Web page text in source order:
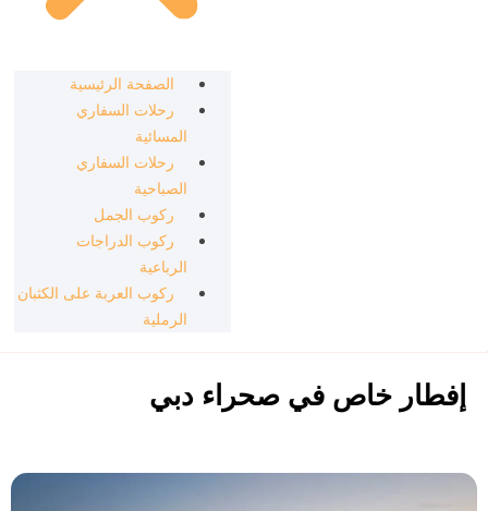
الصفحة الرئيسية
رحلات السفاري
المسائية
رحلات السفاري
الصباحية
ركوب الجمل
ركوب الدراجات
الرباعية
ركوب العربة على الكثبان
الرملية
إفطار خاص في صحراء دبي